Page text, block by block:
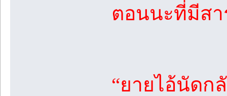
ตอนนะที่มีส
“ยายไอ้นัดก